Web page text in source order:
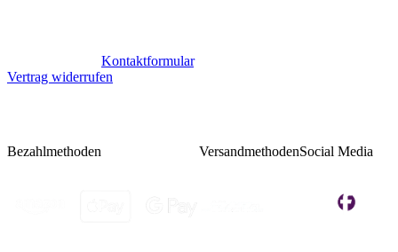
Kontaktformular.
Vertrag widerrufen
Bezahlmethoden VersandmethodenSocial Media